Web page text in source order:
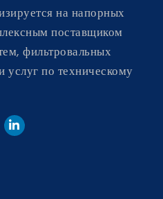
на напорных
поставщиком
фильтровальных
услуг по техническому